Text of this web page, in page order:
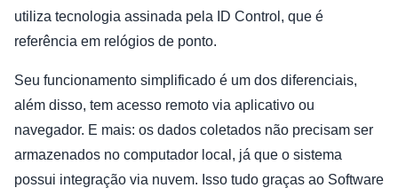
utiliza tecnologia assinada pela ID Control, que é
referência em relógios de ponto.
Seu funcionamento simplificado é um dos diferenciais,
além disso, tem acesso remoto via aplicativo ou
navegador. E mais: os dados coletados não precisam ser
armazenados no computador local, já que o sistema
possui integração via nuvem. Isso tudo graças ao Software